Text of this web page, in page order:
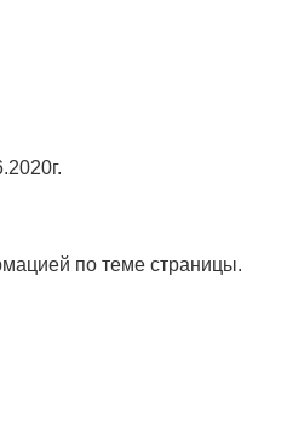
по теме страницы.